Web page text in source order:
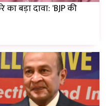
का बड़ा दावा: 'BJP की